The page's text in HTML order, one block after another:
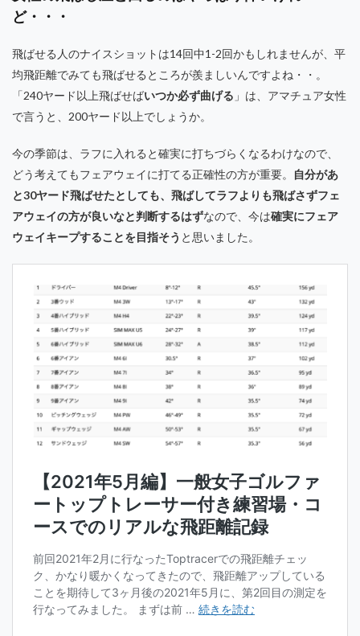
ど・・・
飛ばせる人のナイスショットは14回中1-2回かもしれませんが、平
均飛距離でみても飛ばせるところが羨ましいんですよね・・。
「240ヤード以上飛ばせばいつか必ず曲げる 」は、アマチュア女性
で言うと、200ヤード以上でしょうか。
今の季節は、ラフに入れると確実に打ちづらくなるわけなので、
どう考えてもフェアウェイに打てる正確性の方が重要。
自分があ
と30ヤード飛ばせたとしても、飛ばしてラフよりも飛ばさずフェ
アウェイの方が良いなと判断するはずなので、今は確実にフェア
ウェイキープすることを目指そう と思いました。